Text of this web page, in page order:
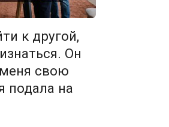
к другой,
Он
свою
подала на